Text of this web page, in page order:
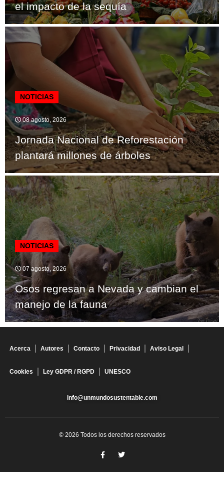
el impacto de la sequía
NOTICIAS
08 agosto, 2026
Jornada Nacional de Reforestación
plantará millones de árboles
NOTICIAS
07 agosto, 2026
Osos regresan a Nevada y cambian el
manejo de la fauna
Acerca Autores Contacto Privacidad Aviso Legal
Cookies Ley GDPR / RGPD UNESCO
info@unmundosustentable.com
© 2026 Todos los derechos reservados